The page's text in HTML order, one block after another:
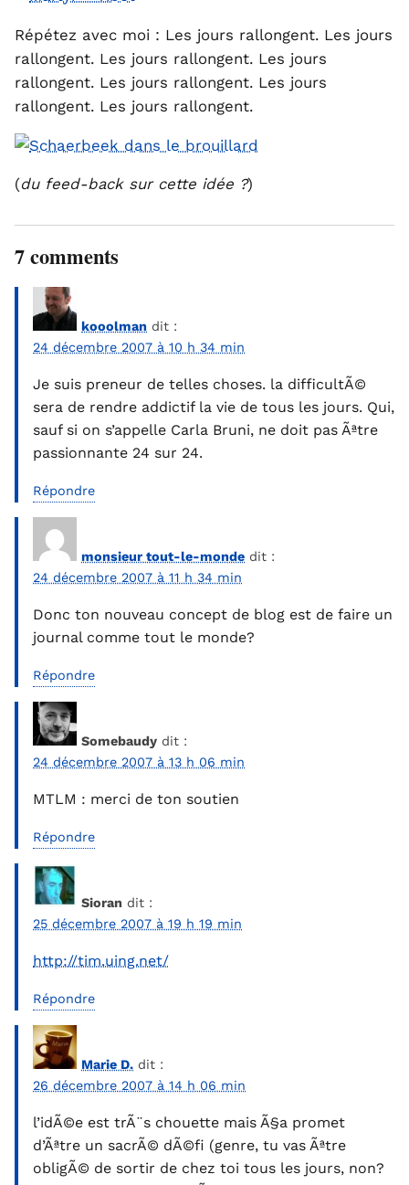
Répétez avec moi : Les jours rallongent. Les jours
rallongent. Les jours rallongent. Les jours
rallongent. Les jours rallongent. Les jours
rallongent. Les jours rallongent.
(du feed-back sur cette idée ?)
7 comments
kooolman dit :
24 décembre 2007 à 10 h 34 min
Je suis preneur de telles choses. la difficultÃ©
sera de rendre addictif la vie de tous les jours. Qui,
sauf si on s’appelle Carla Bruni, ne doit pas Ãªtre
passionnante 24 sur 24.
Répondre
monsieur tout-le-monde dit :
24 décembre 2007 à 11 h 34 min
Donc ton nouveau concept de blog est de faire un
journal comme tout le monde?
Répondre
Somebaudy dit :
24 décembre 2007 à 13 h 06 min
MTLM : merci de ton soutien
Répondre
Sioran dit :
25 décembre 2007 à 19 h 19 min
http://tim.uing.net/
Répondre
Marie D. dit :
26 décembre 2007 à 14 h 06 min
l’idÃ©e est trÃ¨s chouette mais Ã§a promet
d’Ãªtre un sacrÃ© dÃ©fi (genre, tu vas Ãªtre
obligÃ© de sortir de chez toi tous les jours, non?